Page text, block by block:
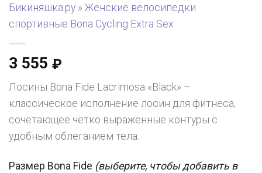
Бикиняшка.ру » Женские велосипедки
спортивные Bona Cycling Extra Sex
3 555 ₽
Лосины Bona Fide Lacrimosa «Black» –
классическое исполнение лосин для фитнеса,
сочетающее четко выраженные контуры с
удобным облеганием тела.
Размер Bona Fide (выберите, чтобы добавить в